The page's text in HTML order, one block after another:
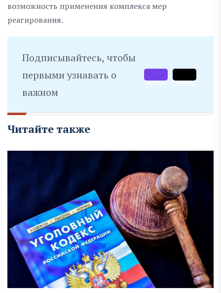
возможность применения комплекса мер
реагирования.
Подписывайтесь, чтобы
первыми узнавать о
важном
Читайте также